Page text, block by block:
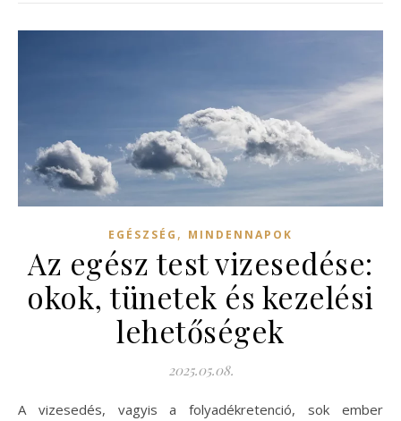
EGÉSZSÉG , MINDENNAPOK
Az egész test vizesedése:
okok, tünetek és kezelési
lehetőségek
2025.05.08.
A vizesedés, vagyis a folyadékretenció, sok ember